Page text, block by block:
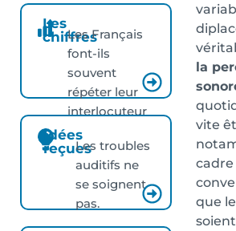
Les
chiffres
Les Français
font-ils
souvent
répéter leur
interlocuteur
?
Idées
reçuesLes troubles
auditifs ne
se soignent
pas.
la
vite
cadre
que